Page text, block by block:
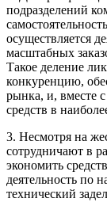
подразделений
осуществляется
масштабных
Такое деление
конкуренцию,
рынка, и, вместе
средств в
3. Несмотря на
сотрудничают в
экономить
деятельность по
технический